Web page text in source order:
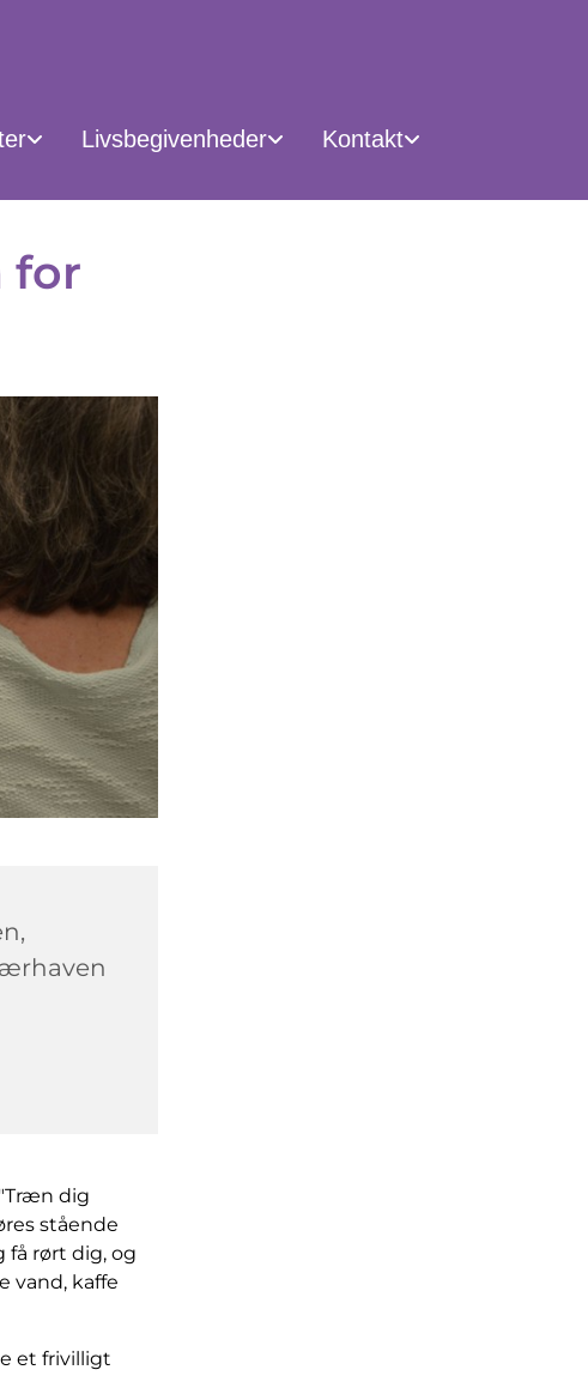
Livsbegivenheder Kontakt
for
dig
stående
få rørt dig, og
vand, kaffe
et frivilligt